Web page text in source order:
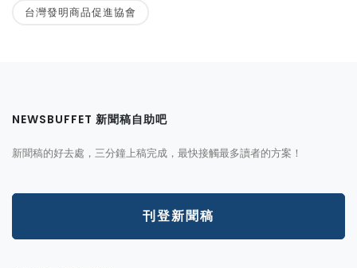
台灣發明商品促進協會
NEWSBUFFET 新聞稿自助吧
新聞稿的好去處，三分鐘上稿完成，最快接觸最多讀者的方案！
刊登新聞稿